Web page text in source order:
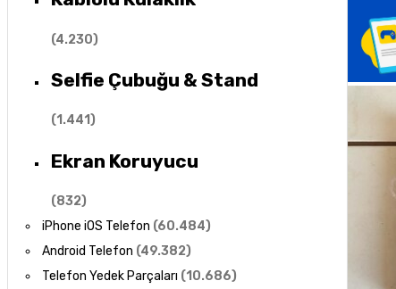
(4.230)
Selfie Çubuğu & Stand
(1.441)
Ekran Koruyucu
(832)
iPhone iOS Telefon (60.484)
Android Telefon (49.382)
Telefon Yedek Parçaları (10.686)